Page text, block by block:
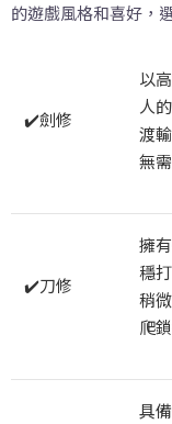
的遊戲風格和喜好，
✔️劍修
以
人
渡
無
✔️刀修
擁
穩
稍
爬
具